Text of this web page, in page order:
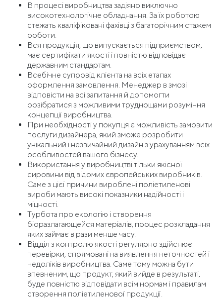
В процесі виробництва задіяно виключно
високотехнологічне обладнання. За їх роботою
стежать кваліфіковані фахівці з багаторічним стажем
роботи.
Вся продукція, що випускається підприємством,
має сертифікати якості і повністю відповідає
державним стандартам.
Всебічне супровід клієнта на всіх етапах
оформлення замовлення. Менеджер в змозі
відповісти на всі запитання й допомогти
розібратися з можливими труднощами розуміння
концепції виробництва.
При необхідності у покупця є можливість замовити
послуги дизайнера, який зможе розробити
унікальний і незвичайний дизайн з урахуванням всіх
особливостей вашого бізнесу.
Використання у виробництві тільки якісної
сировини від відомих європейських виробників.
Саме з цієї причини вироблені поліетиленові
вироби мають високі показники надійності і
міцності.
Турбота про екологію і створення
біоразлагающейся матеріалів, процес розкладання
яких займає в рази менше часу.
Відділ з контролю якості регулярно здійснює
перевірки, спрямовані на виявлення неточностей і
недоліків виробництва. Саме тому можна бути
впевненим, що продукт, який вийде в результаті,
буде повністю відповідати всім нормам і правилам
створення поліетиленової продукції.